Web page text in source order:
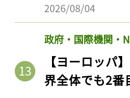
2026/08/04
政府・国際機関・
【ヨーロッパ
界全体でも2